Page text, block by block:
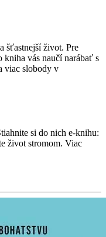
šťastnejší život. Pre
kniha vás naučí narábať s
viac slobody v
si do nich e-knihu:
život stromom. Viac